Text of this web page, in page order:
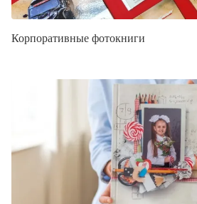
Корпоративные фотокниги